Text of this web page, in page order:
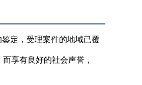
定，受理案件的地域已覆
享有良好的社会声誉，